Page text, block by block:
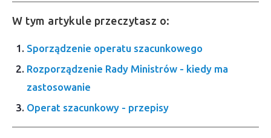
W tym artykule przeczytasz o:
Sporządzenie operatu szacunkowego
Rozporządzenie Rady Ministrów - kiedy ma
zastosowanie
Operat szacunkowy - przepisy